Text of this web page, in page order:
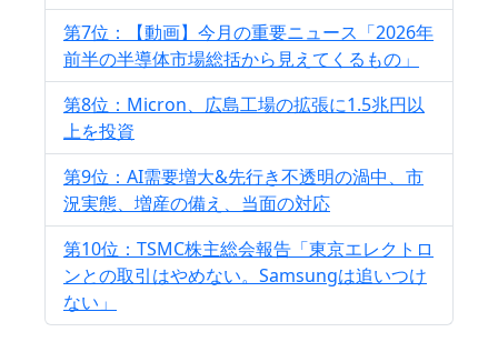
第7位：【動画】今月の重要ニュース「2026年
前半の半導体市場総括から見えてくるもの」
第8位：Micron、広島工場の拡張に1.5兆円以
上を投資
第9位：AI需要増大&先行き不透明の渦中、市
況実態、増産の備え、当面の対応
第10位：TSMC株主総会報告「東京エレクトロ
ンとの取引はやめない。Samsungは追いつけ
ない」